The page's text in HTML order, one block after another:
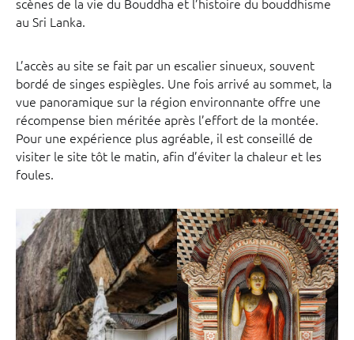
au Sri Lanka.
L’accès au site se fait par un escalier sinueux, souvent
bordé de singes espiègles. Une fois arrivé au sommet, la
vue panoramique sur la région environnante offre une
récompense bien méritée après l’effort de la montée.
Pour une expérience plus agréable, il est conseillé de
visiter le site tôt le matin, afin d’éviter la chaleur et les
foules.